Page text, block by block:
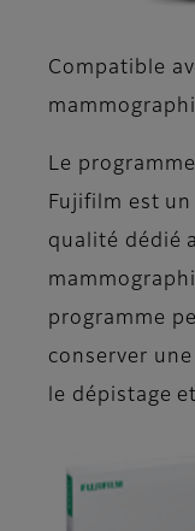
Compatible
Le
Fujifilm est
qualité dédié
programme
conserver
le dépistage